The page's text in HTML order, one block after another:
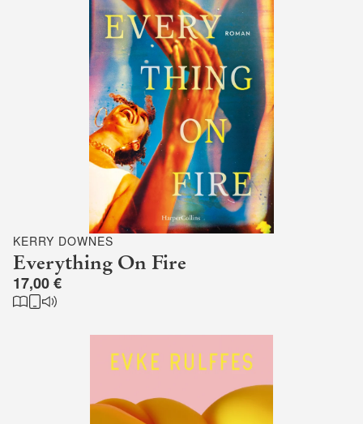
KERRY DOWNES
Everything On Fire
17,00 €